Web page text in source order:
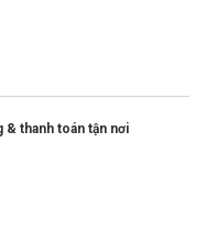
& thanh toán tận nơi